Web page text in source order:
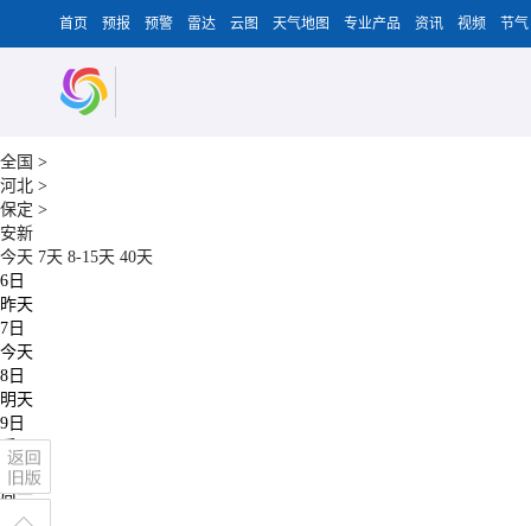
首页 预报 预警 雷达 云图 天气地图 专业产品 资讯 视频 节气
全国 >
河北 >
保定 >
安新
今天 7天 8-15天 40天
6日
昨天
7日
今天
8日
明天
9日
后天
10日
周一
11日